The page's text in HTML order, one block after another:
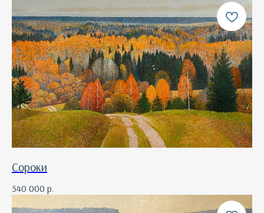
Сороки
540 000 р.